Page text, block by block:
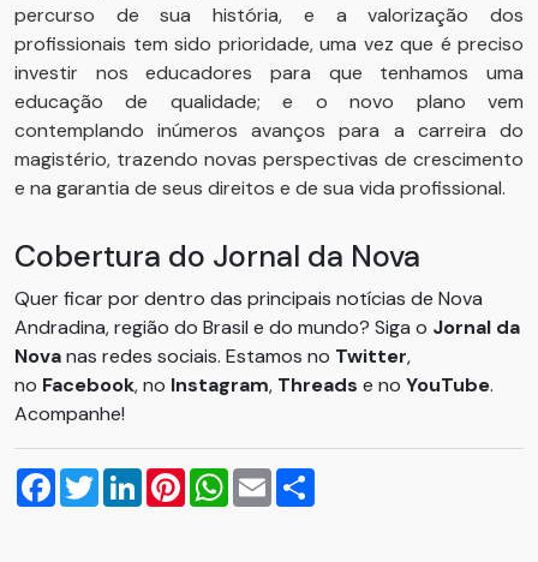
percurso de sua história, e a valorização dos
profissionais tem sido prioridade, uma vez que é preciso
investir nos educadores para que tenhamos uma
educação de qualidade; e o novo plano vem
contemplando inúmeros avanços para a carreira do
magistério, trazendo novas perspectivas de crescimento
e na garantia de seus direitos e de sua vida profissional.
Cobertura do Jornal da Nova
Quer ficar por dentro das principais notícias de Nova
Andradina, região do Brasil e do mundo? Siga o Jornal da
Novanas redes sociais. Estamos no Twitter,
no Facebook, no Instagram, Threads e no YouTube.
Acompanhe!
Facebook
TwitterLinkedInPinterestWhatsApp
Email